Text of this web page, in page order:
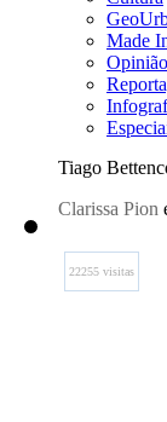
Made
Opinião
Tiago
Clarissa Pion
22255 visitas